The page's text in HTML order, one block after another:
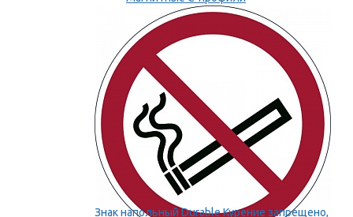
Напольная маркировка
Мы рекомендуем
Знак напольный Durable Курение запрещено,